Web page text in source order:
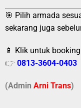
🎯 Pilih armada
sekarang juga
📱 Klik untuk
👉 0813-3604-0403
(Admin Arni Trans)